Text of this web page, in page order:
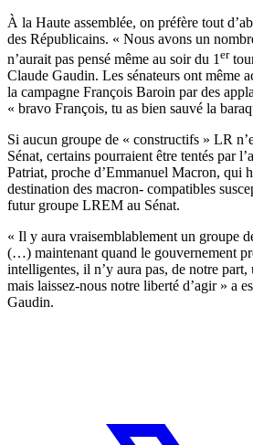
À la Haute assemblée, on préfère tout
des Républicains. « Nous avons un
n’aurait pas pensé même au soir du 1 er
Claude Gaudin. Les sénateurs ont même
la campagne François Baroin par des
« bravo François, tu as bien sauvé la
Si aucun groupe de « constructifs » LR
Sénat, certains pourraient être tentés par
Patriat, proche d’Emmanuel Macron, qui
destination des macron- compatibles
futur groupe LREM au Sénat.
« Il y aura vraisemblablement un groupe
(…) maintenant quand le gouvernement
intelligentes, il n’y aura pas, de notre
mais laissez-nous notre liberté d’agir » a
Gaudin.